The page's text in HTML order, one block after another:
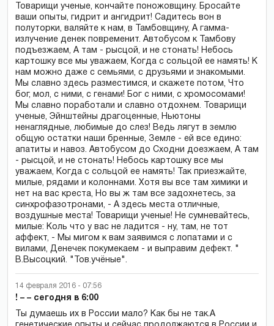
Товарищи ученые, кончайте поножовщину. Бросайте
ваши опыты, гидрит и ангидрит! Садитесь вон в
полуторки, валяйте к нам, в Тамбовщину, А гамма-
излучение денек повременит. Автобусом к Тамбову
подъезжаем, А там - рысцой, и не стонать! Небось
картошку все мы уважаем, Когда с сольцой ее намять! К
нам можно даже с семьями, с друзьями и знакомыми.
Мы славно здесь разместимся, и скажете потом, Что
бог, мол, с ними, с генами! Бог с ними, с хромосомами!
Мы славно поработали и славно отдохнем. Товарищи
ученые, Эйнштейны драгоценные, Ньютоны
ненаглядные, любимые до слез! Ведь лягут в землю
общую остатки наши бренные, Земле - ей все едино:
апатиты и навоз. Автобусом до Сходни доезжаем, А там
- рысцой, и не стонать! Небось картошку все мы
уважаем, Когда с сольцой ее намять! Так приезжайте,
милые, рядами и колоннами. Хотя вы все там химики и
нет на вас креста, Но вы ж там все задохнетесь, за
синхрофазотронами, - А здесь места отличные,
воздушные места! Товарищи ученые! Не сумневайтесь,
милые: Коль что у вас не ладится - ну, там, не тот
aффект, - Мы мигом к вам заявимся с лопатами и с
вилами, Денечек покумекаем - и выправим дефект. "
В.Высоцкий. "Тов.учёные".
14 февраля 2016 - 07:56
! – – сегодня в 6:00
Ты думаешь их в России мало? Как бы не так.А